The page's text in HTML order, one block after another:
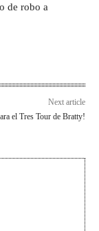
de robo a
Next article
el Tres Tour de Bratty!